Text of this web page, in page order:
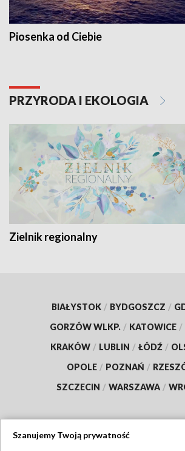
Piosenka od Ciebie
PRZYRODA I EKOLOGIA
Zielnik regionalny
BIAŁYSTOK / BYDGOSZCZ /
GORZÓW WLKP. / KATOWICE /
KRAKÓW / LUBLIN / ŁÓDŹ /
OPOLE / POZNAŃ /
SZCZECIN / WARSZAWA /
Szanujemy Twoją prywatność